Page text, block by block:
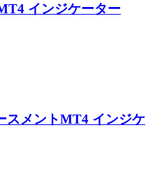
インジケーター
スメントMT4 インジケ